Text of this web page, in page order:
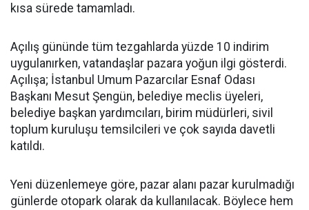
kısa sürede tamamladı.
Açılış gününde tüm tezgahlarda yüzde 10 indirim
uygulanırken, vatandaşlar pazara yoğun ilgi gösterdi.
Açılışa; İstanbul Umum Pazarcılar Esnaf Odası
Başkanı Mesut Şengün, belediye meclis üyeleri,
belediye başkan yardımcıları, birim müdürleri, sivil
toplum kuruluşu temsilcileri ve çok sayıda davetli
katıldı.
Yeni düzenlemeye göre, pazar alanı pazar kurulmadığı
günlerde otopark olarak da kullanılacak. Böylece hem